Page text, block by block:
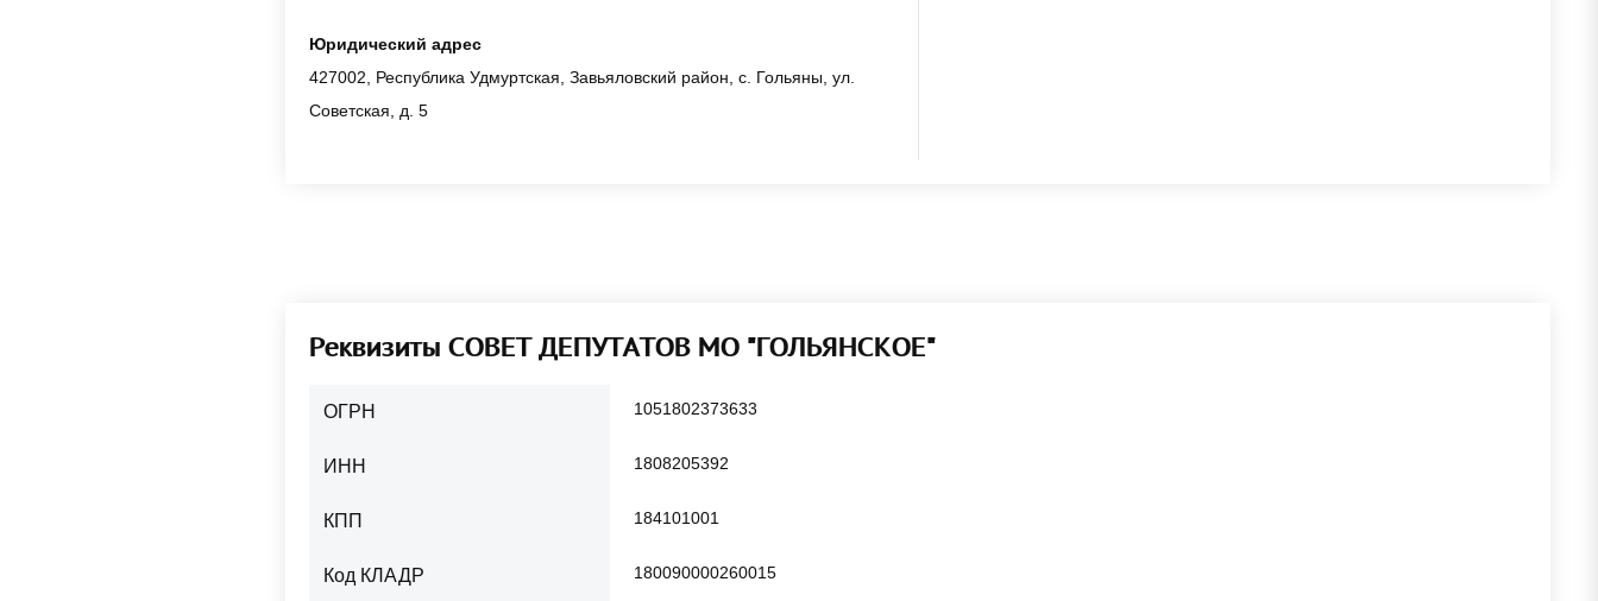
Юридический адрес
427002, Республика Удмуртская, Завьяловский район, с. Гольяны, ул.
Советская, д. 5
Реквизиты СОВЕТ ДЕПУТАТОВ МО "ГОЛЬЯНСКОЕ"
ОГРН 1051802373633
ИНН 1808205392
КПП 184101001
Код КЛАДР 180090000260015